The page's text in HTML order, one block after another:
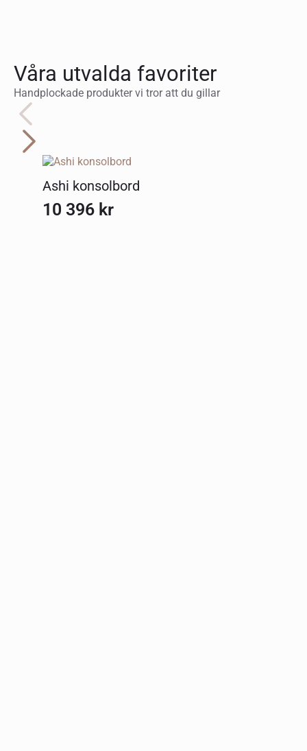
Våra utvalda favoriter
Handplockade produkter vi tror att du gillar
Ashi konsolbord
10 396 kr